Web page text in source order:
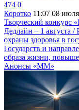
474 0
Коротко 11:07 08
Творческий конкурс
Дедлайн – 1 августа
охраны здоровья в
Государств и
образа жизни,
Анонсы «ММ»